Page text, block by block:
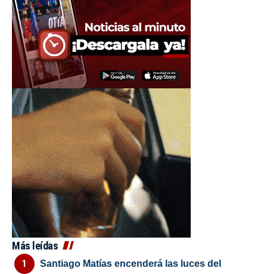
Más leídas
Santiago Matías encenderá las luces del